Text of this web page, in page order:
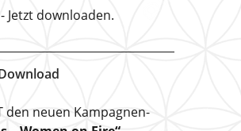
Jetzt downloaden.
den neuen Kampagnen-